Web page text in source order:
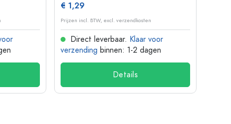
€ 1,29
Prijzen incl. BTW, excl. verzendkosten
Direct leverbaar. Klaar voor
verzending binnen: 1-2 dagen
Details